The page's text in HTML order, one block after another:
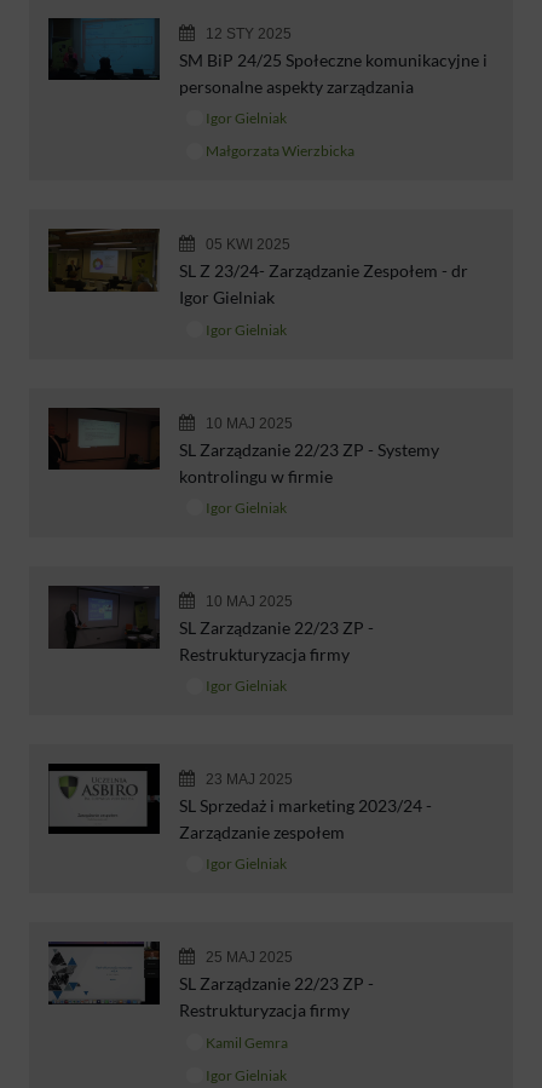
12 STY 2025
SM BiP 24/25 Społeczne komunikacyjne i
personalne aspekty zarządzania
Igor Gielniak
Małgorzata Wierzbicka
05 KWI 2025
SL Z 23/24- Zarządzanie Zespołem - dr
Igor Gielniak
Igor Gielniak
10 MAJ 2025
SL Zarządzanie 22/23 ZP - Systemy
kontrolingu w firmie
Igor Gielniak
10 MAJ 2025
SL Zarządzanie 22/23 ZP -
Restrukturyzacja firmy
Igor Gielniak
23 MAJ 2025
SL Sprzedaż i marketing 2023/24 -
Zarządzanie zespołem
Igor Gielniak
25 MAJ 2025
SL Zarządzanie 22/23 ZP -
Restrukturyzacja firmy
Kamil Gemra
Igor Gielniak